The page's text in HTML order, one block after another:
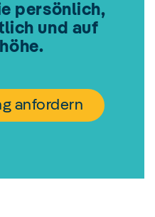
persönlich,
und auf
anfordern